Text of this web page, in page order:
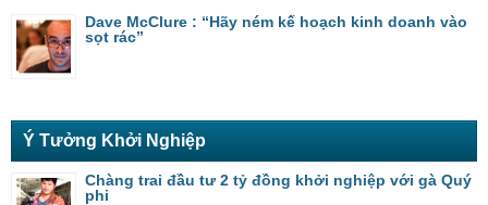
Dave McClure : “Hãy ném kế hoạch kinh doanh vào
sọt rác”
Ý Tưởng Khởi Nghiệp
Chàng trai đầu tư 2 tỷ đồng khởi nghiệp với gà Quý
phi